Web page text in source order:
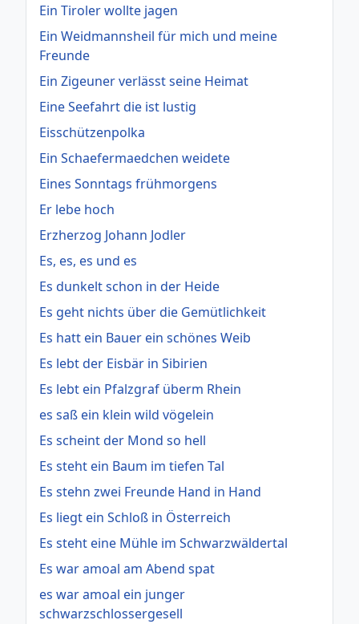
Ein Tiroler wollte jagen
Ein Weidmannsheil für mich und meine
Freunde
Ein Zigeuner verlässt seine Heimat
Eine Seefahrt die ist lustig
Eisschützenpolka
Ein Schaefermaedchen weidete
Eines Sonntags frühmorgens
Er lebe hoch
Erzherzog Johann Jodler
Es, es, es und es
Es dunkelt schon in der Heide
Es geht nichts über die Gemütlichkeit
Es hatt ein Bauer ein schönes Weib
Es lebt der Eisbär in Sibirien
Es lebt ein Pfalzgraf überm Rhein
es saß ein klein wild vögelein
Es scheint der Mond so hell
Es steht ein Baum im tiefen Tal
Es stehn zwei Freunde Hand in Hand
Es liegt ein Schloß in Österreich
Es steht eine Mühle im Schwarzwäldertal
Es war amoal am Abend spat
es war amoal ein junger
schwarzschlossergesell